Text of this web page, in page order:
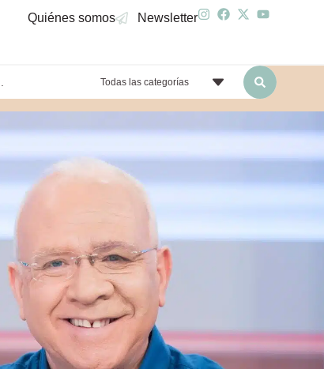
Quiénes somos Newsletter
Todas las categorías